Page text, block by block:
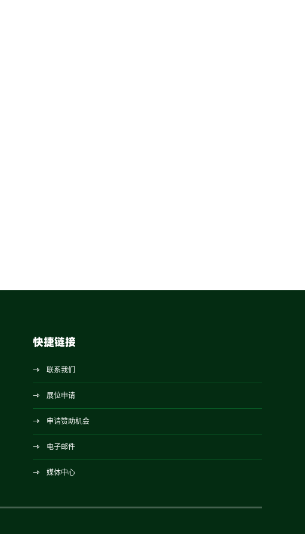
快捷链接
联系我们
展位申请
申请赞助机会
电子邮件
媒体中心